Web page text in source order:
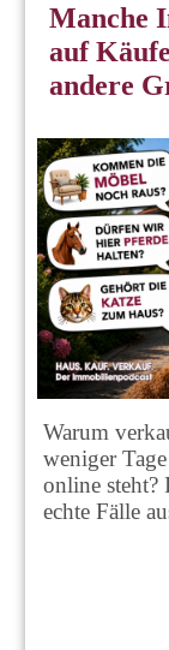
Manche
auf
andere
Warum
weniger
online steht?
echte Fälle